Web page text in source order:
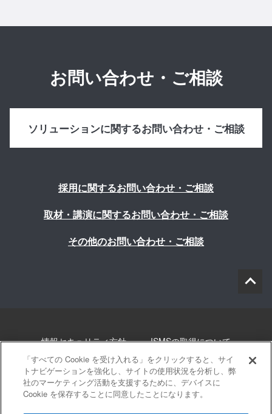
お問い合わせ・ご相談
ソリューションに関するお問い合わせ・ご相談
採用に関するお問い合わせ・ご相談
取材・講演に関するお問い合わせ・ご相談
その他のお問い合わせ・ご相談
情報セキュリティ方針 ISMSの取得について
個人情報について 勧誘方針 このサイトについて
サイトマップ
「すべての Cookie を受け入れる」をクリックすると、サイ
トナビゲーションを強化し、サイトの使用状況を分析し、弊
社のマーケティング活動を支援するために、デバイスに
Cookie を保存することに同意したことになります。